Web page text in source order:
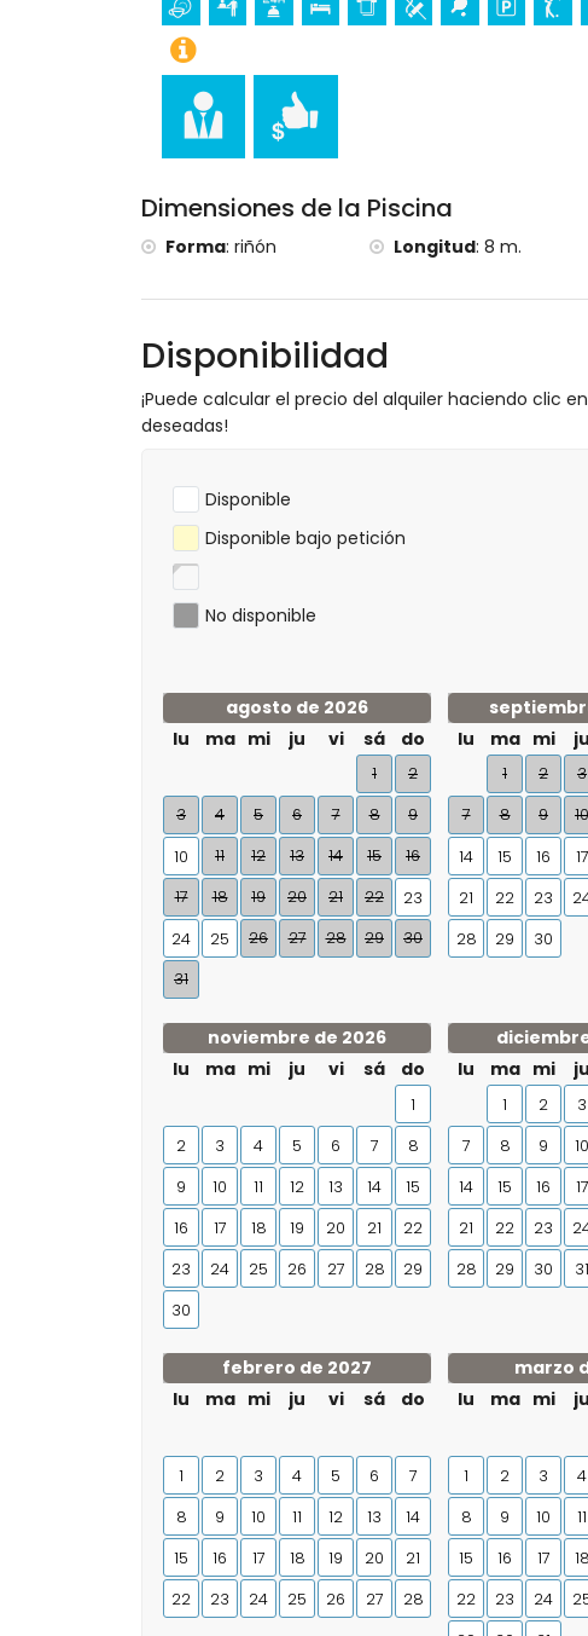
menos de 5 kilómetros del alojamiento)
Deportes
Golf (Club de Golf Ifach), escalada, canotaje,
esquí acuático (a menos de 5 kilómetros de la
Tenis y equitación (a menos de 10 kilómetros
Dimensiones de la Piscina
Forma: riñón Longitud: 8 m.
Disponibilidad
¡Puede calcular el precio del alquiler haciendo clic
deseadas!
Disponible
Disponible bajo petición
No disponible
agosto de 2026
lu
ma mi ju vi sá do
1
2
3
4 5 6 7 8 9
10 11 12 13 14 15
16
17
18 19 20 21 22
23
24
25 26 27 28 29
30
31
lu
ma mi ju
1 2 3
7
8 9 10
14
15 16 17
21
22 23
28
29 30
noviembre de 2026
lu
ma mi ju vi sá do
1
2
3 4 5 6 7
8
9
10 11 12 13 14
15
16
17 18 19 20 21
22
23
24 25 26 27 28
29
30
lu
ma mi ju
1 2 3
7
8 9 10
14
15 16 17
21
22 23
28
29 30 31
febrero de 2027
lu
ma mi ju vi sá do
1 2 3 4 5 6
7
8
9 10 11 12 13
14
15
16 17 18 19 20
21
22
23 24 25 26 27 28
marzo
lu
ma mi ju
1 2 3 4
8
9 10 11
15
16 17 18
22
23 24